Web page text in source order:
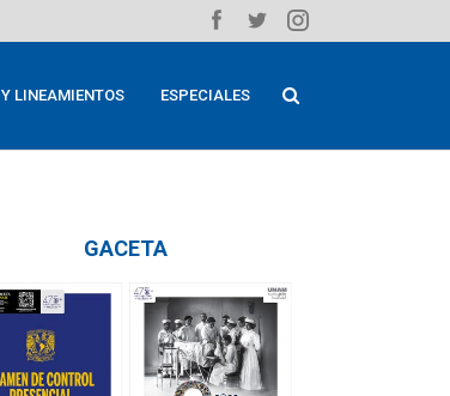
LINEAMIENTOS ESPECIALES
GACETA